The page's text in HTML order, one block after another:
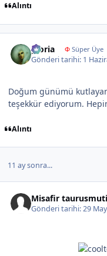
Alıntı
gloria ΦSüper Üye
Gönderi tarihi: 1
Doğum günümü
teşekkür ediyorum.
Alıntı
11 ay sonra...
Misafir
Gönderi tarihi:29